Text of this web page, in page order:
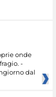
onde
-
dal